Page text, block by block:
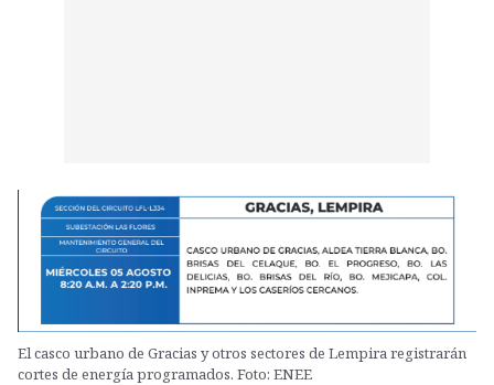
El casco urbano de Gracias y otros sectores de Lempira registrarán
cortes de energía programados. Foto: ENEE